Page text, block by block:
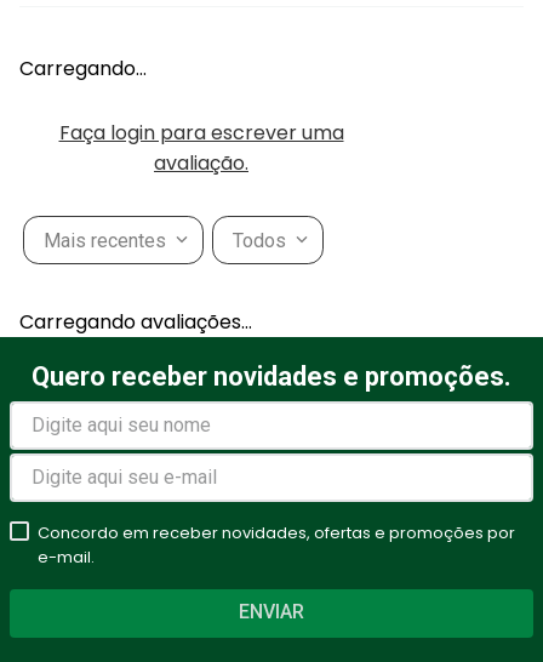
Carregando…
Faça login para escrever uma
avaliação.
Mais recentes Todos
Carregando avaliações…
Quero receber novidades e promoções.
Concordo em receber novidades, ofertas e promoções por
e-mail.
ENVIAR